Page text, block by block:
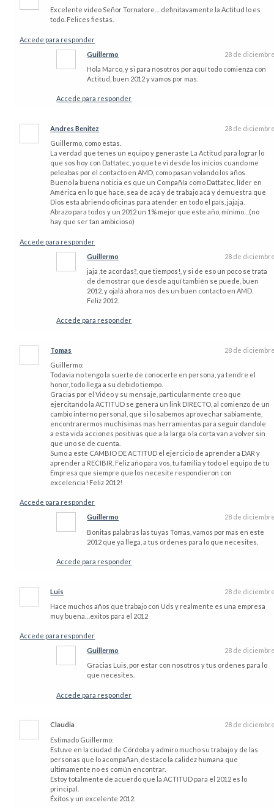
Excelente video Señor Tornatore… definitavamente la Actitud lo es
todo. Felices fiestas.
Accede para responder
Guillermo
28 de
Hola Marco, y si para nosotros por aquí todo comienza con
Actitud, buen 2012 y vamos por mas.
Accede para responder
Andres Benitez
28 de
Guillermo, como estas.
La verdad que tenes un equipo y generaste La Actitud para lograr lo
que sos hoy con Dattatec, yo que te vi desde los inicios cuando me
peleabas por el contacto en AMD, como pasan volando los años.
Bueno la buena noticia es que un Compañía como Dattatec, líder en
América en lo que hace, sea de acá y de trabajo acá y demuestra que
Dios esta abriendo oficinas para atender en todo el país, jajaja.
Abrazo para todos y un 2012 un 1% mejor que este año, mínimo…(no
hay que ser tan ambicioso)
Accede para responder
Guillermo
28 de
jaja ,te acordas?, que tiempos!, y si de eso un poco se trata
de demostrar que desde aquí también se puede, buen
2012, y ojalá ahora nos des un buen contacto en AMD.
Feliz 2012.
Accede para responder
Tomas
28 de
Guillermo:
Todavia no tengo la suerte de conocerte en persona, ya tendre el
honor, todo llega a su debido tiempo.
Gracias por el Video y su mensaje, particularmente creo que
ejercitando la ACTITUD se genera un link DIRECTO, al comienzo de un
cambio interno personal, que si lo sabemos aprovechar sabiamente,
encontrarermos muchisimas mas herramientas para seguir dandole
a esta vida acciones positivas que a la larga o la corta van a volver sin
que uno se de cuenta.
Sumo a este CAMBIO DE ACTITUD el ejercicio de aprender a DAR y
aprender a RECIBIR. Feliz año para vos, tu familia y todo el equipo de tu
Empresa que siempre que los necesite respondieron con
excelencia! Feliz 2012!
Accede para responder
Guillermo
28 de
Bonitas palabras las tuyas Tomas, vamos por mas en este
2012 que ya llega, a tus ordenes para lo que necesites.
Accede para responder
Luis
28 de
Hace muchos años que trabajo con Uds y realmente es una empresa
muy buena…exitos para el 2012
Accede para responder
Guillermo
28 de
Gracias Luis, por estar con nosotros y tus ordenes para lo
que necesites.
Accede para responder
Claudia
28 de
Estimado Guillermo:
Estuve en la ciudad de Córdoba y admiro mucho su trabajo y de las
personas que lo acompañan, destaco la calidez humana que
ultimamente no es común encontrar.
Estoy totalmente de acuerdo que la ACTITUD para el 2012 es lo
principal.
Éxitos y un excelente 2012.